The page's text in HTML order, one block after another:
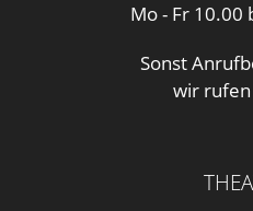
Mo - Fr 10.00
Sonst
wir